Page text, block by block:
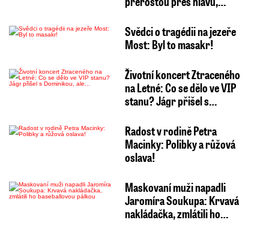
Svědci o tragédii na jezeře
Most: Byl to masakr!
Životní koncert Ztraceného
na Letné: Co se dělo ve VIP
stanu? Jágr přišel s…
Radost v rodině Petra
Macinky: Polibky a růžová
oslava!
Maskovaní muži napadli
Jaromíra Soukupa: Krvavá
nakládačka, zmlátili ho…